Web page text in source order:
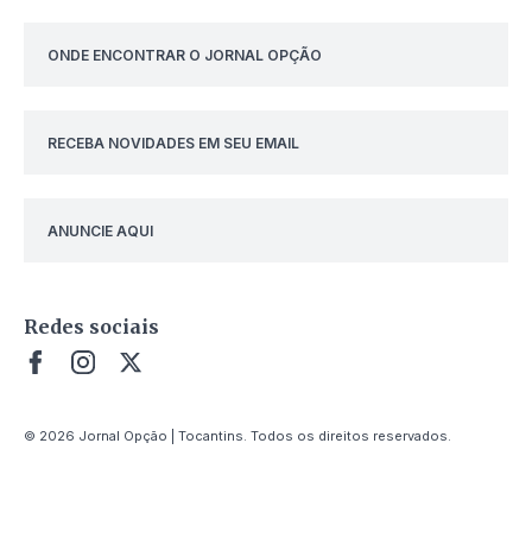
ONDE ENCONTRAR O JORNAL OPÇÃO
RECEBA NOVIDADES EM SEU EMAIL
ANUNCIE AQUI
Redes sociais
© 2026 Jornal Opção | Tocantins. Todos os direitos reservados.